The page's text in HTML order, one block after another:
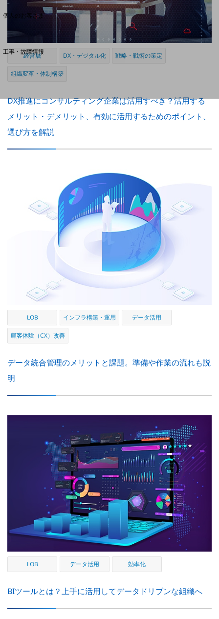
Web明細(My docomo)
個人のお客さま
OCNなど
工事・故障情報
お客さまサポートサイト
SDPFナレッジセンター
経営層 DX・デジタル化 戦略・戦術の策定
組織変革・体制構築
DX推進にコンサルティング企業は活用すべき？活用する
メリット・デメリット、有効に活用するためのポイント、
選び方を解説
LOB インフラ構築・運用 データ活用
顧客体験（CX）改善
データ統合管理のメリットと課題。準備や作業の流れも説
明
LOB データ活用 効率化
BIツールとは？上手に活用してデータドリブンな組織へ